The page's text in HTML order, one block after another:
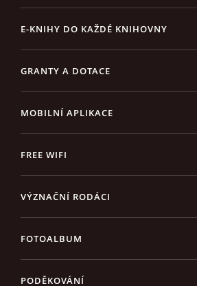
E-KNIHY DO KAŽDÉ KNIHOVNY
GRANTY A DOTACE
MOBILNÍ APLIKACE
FREE WIFI
VÝZNAČNÍ RODÁCI
FOTOALBUM
PODĚKOVÁNÍ